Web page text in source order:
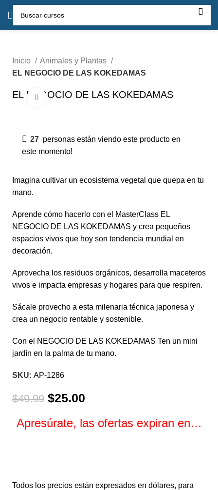
Inicio
Animales y Plantas
EL NEGOCIO DE LAS KOKEDAMAS
EL NEGOCIO DE LAS KOKEDAMAS
Click para agrandar
27 personas están viendo este producto en
este momento!
Imagina cultivar un ecosistema vegetal que quepa en tu
mano.
Aprende cómo hacerlo con el MasterClass EL
NEGOCIO DE LAS KOKEDAMAS y crea pequeños
espacios vivos que hoy son tendencia mundial en
decoración.
Aprovecha los residuos orgánicos, desarrolla maceteros
vivos e impacta empresas y hogares para que respiren.
Sácale provecho a esta milenaria técnica japonesa y
crea un negocio rentable y sostenible.
Con el NEGOCIO DE LAS KOKEDAMAS Ten un mini
jardín en la palma de tu mano.
SKU: AP-1286
$49.99 $25.00
Apresúrate, las ofertas expiran en…
Todos los precios están expresados en dólares, para